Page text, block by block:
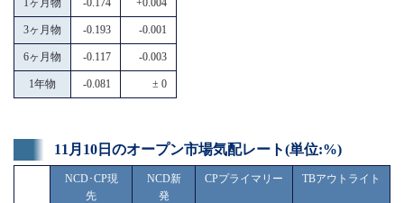
1ヶ月物 -0.174 +0.004
3ヶ月物 -0.193 -0.001
6ヶ月物 -0.117 -0.003
1年物 -0.081 ± 0
11月10日のオープン市場気配レート(単位:%)
NCD･CP現
先
NCD新
発
CPプライマリー TBアウトライト